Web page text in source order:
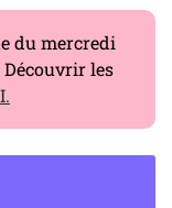
du mercredi
les